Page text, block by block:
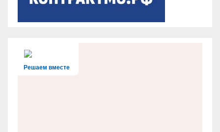
Решаем вместе